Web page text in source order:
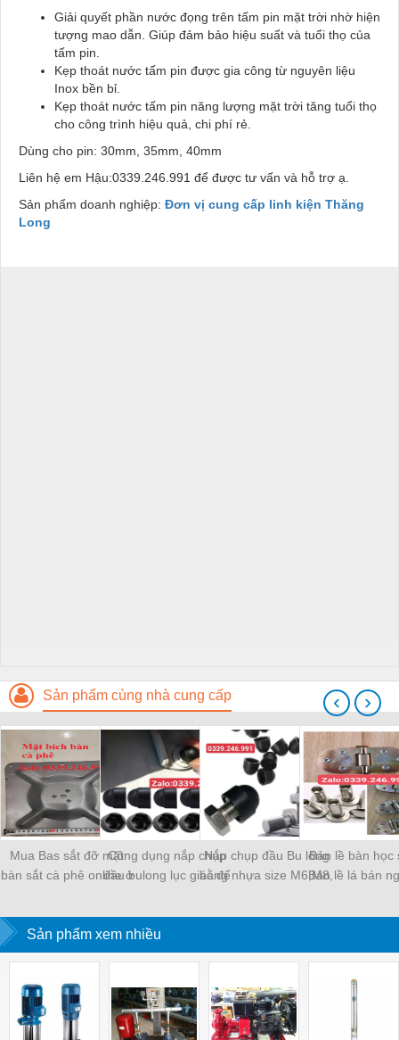
Giải quyết phần nước đọng trên tấm pin mặt trời nhờ hiện
tượng mao dẫn. Giúp đảm bảo hiệu suất và tuổi thọ của
tấm pin.
Kẹp thoát nước tấm pin được gia công từ nguyên liệu
Inox bền bỉ.
Kẹp thoát nước tấm pin năng lượng mặt trời tăng tuổi thọ
cho công trình hiệu quả, chi phí rẻ.
Dùng cho pin: 30mm, 35mm, 40mm
Liên hệ em Hậu:0339.246.991 để được tư vấn và hỗ trợ ạ.
Sản phẩm doanh nghiệp: Đơn vị cung cấp linh kiện Thăng
Long
Sản phẩm cùng nhà cung cấp
Mua Bas sắt đỡ mặt
bàn sắt cà phê online ở
Công dụng nắp chụp
đầu bulong lục giác để
Nắp chụp đầu Bu lông
bằng nhựa size M6,M8,
Bản lề bàn học
Bản lề lá bán
‹ ›
Sản phẩm xem nhiều